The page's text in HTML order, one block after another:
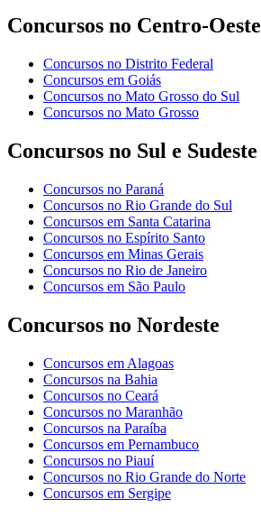
Concursos no Centro-Oeste
Concursos no Distrito Federal
Concursos em Goiás
Concursos no Mato Grosso do Sul
Concursos no Mato Grosso
Concursos no Sul e Sudeste
Concursos no Paraná
Concursos no Rio Grande do Sul
Concursos em Santa Catarina
Concursos no Espírito Santo
Concursos em Minas Gerais
Concursos no Rio de Janeiro
Concursos em São Paulo
Concursos no Nordeste
Concursos em Alagoas
Concursos na Bahia
Concursos no Ceará
Concursos no Maranhão
Concursos na Paraíba
Concursos em Pernambuco
Concursos no Piauí
Concursos no Rio Grande do Norte
Concursos em Sergipe